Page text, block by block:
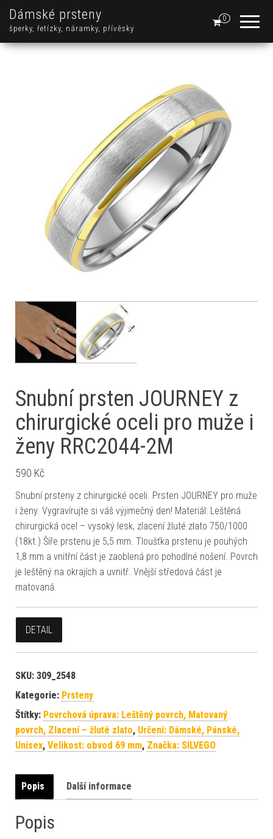
Dámské prsteny
šperky, řetízky, náramky, přívěsky
0
Snubní prsten JOURNEY z
chirurgické oceli pro muže i
ženy RRC2044-2M
590 Kč
Snubní prsteny z chirurgické oceli. Prsten JOURNEY pro muže
i ženy. Vygravírujte si váš výjimečný den! Materiál: Leštěná
chirurgická ocel – vysoký lesk, zlacení žluté zlato 750/1000
(18kt.) Šíře prstenu je 5,5 mm. Tloušťka prstenu je pouhých
1,8 mm a vnitřní část je zaoblená pro pohodlné nošení. Povrch
je leštěný na okrajích a uvnitř. Vnější středová část je
matovaná.
DETAIL
SKU: 309_2548
Kategorie: Prsteny
Štítky: Povrchová úprava: Leštěný povrch, Matovaný
povrch, Zlacení – žluté zlato, Určení: Dámské, Pánské,
Unisex, Velikost: obvod 69 mm, Značka: SILVEGO
Popis Další informace
Popis